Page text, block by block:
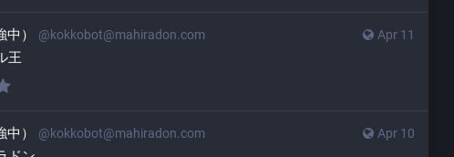
Apr 11
） @kokkobot@mahiradon.com
王
Apr 10
） @kokkobot@mahiradon.com